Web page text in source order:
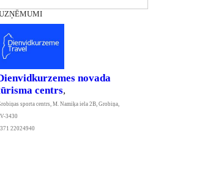
novada
centrs,
sporta centrs, M. Namiķa iela 2B, Grobiņa,
3430
22024940